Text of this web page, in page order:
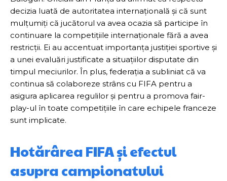
decizia luată de autoritatea internațională și că sunt
mulțumiți că jucătorul va avea ocazia să participe în
continuare la competițiile internaționale fără a avea
restricții. Ei au accentuat importanța justiției sportive și
a unei evaluări justificate a situațiilor disputate din
timpul meciurilor. În plus, federația a subliniat că va
continua să colaboreze strâns cu FIFA pentru a
asigura aplicarea regulilor și pentru a promova fair-
play-ul în toate competițiile în care echipele franceze
sunt implicate.
Hotărârea FIFA și efectul
asupra campionatului